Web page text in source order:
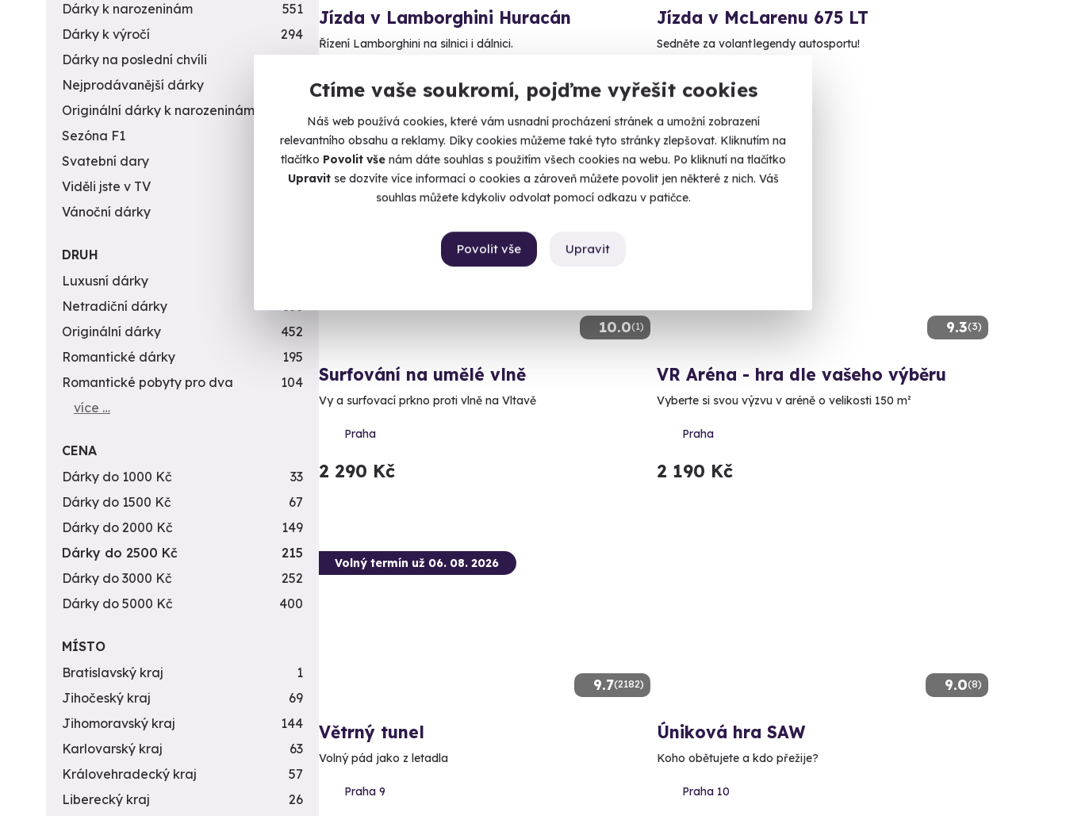
Ctíme vaše soukromí, pojďme vyřešit cookies
Náš web používá cookies, které vám usnadní procházení stránek a umožní zobrazení
relevantního obsahu a reklamy. Díky cookies můžeme také tyto stránky zlepšovat. Kliknutím na
tlačítko Povolit vše nám dáte souhlas s použitím všech cookies na webu. Po kliknutí na tlačítko
Upravitse dozvíte více informací o cookies a zároveň můžete povolit jen některé z nich. Váš
souhlas můžete kdykoliv odvolat pomocí odkazu v patičce.
Upravit
Povolit vše
Jízda v Lamborghini Huracán
Řízení Lamborghini na silnici i dálnici.
2 290 Kč
Jízda v McLarenu 675 LT
Sedněte za volant legendy autosportu!
2 290 Kč
10.0(1)
Surfování na umělé vlně
Vy a surfovací prkno proti vlně na Vltavě
Praha
2 290 Kč
9.3(3)
VR Aréna - hra dle vašeho výběru
Vyberte si svou výzvu v aréně o velikosti 150 m²
Praha
2 190 Kč
9.7(2182)
Volný termín už 06. 08. 2026
Větrný tunel
Volný pád jako z letadla
Praha 9
9.0(8)
Úniková hra SAW
Koho obětujete a kdo přežije?
Praha 10
Dárky k narozeninám
551
Dárky k výročí
294
Dárky na poslední chvíli
450
Nejprodávanější dárky
Originální dárky k narozeninám
Sezóna F1
4
Svatební dary
196
Viděli jste v TV
31
Vánoční dárky
DRUH
Luxusní dárky
Netradiční dárky
353
Originální dárky
452
Romantické dárky
195
Romantické pobyty pro dva
104
více …
CENA
Dárky do 1000 Kč
33
Dárky do 1500 Kč
67
Dárky do 2000 Kč
149
Dárky do 2500 Kč
215
Dárky do 3000 Kč
252
Dárky do 5000 Kč
400
MÍSTO
Bratislavský kraj
1
Jihočeský kraj
69
Jihomoravský kraj
144
Karlovarský kraj
63
Královehradecký kraj
57
Liberecký kraj
26